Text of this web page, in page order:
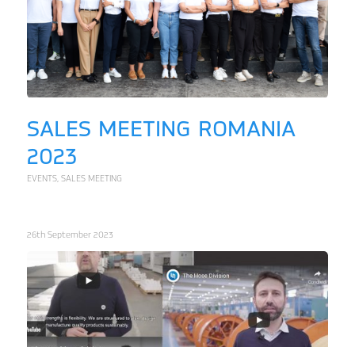
SALES MEETING ROMANIA
2023
EVENTS, SALES MEETING
26th September 2023